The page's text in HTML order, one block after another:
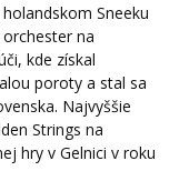
Sneeku
na
kde získal
poroty a stal sa
Najvyššie
Strings na
hry v Gelnici v roku